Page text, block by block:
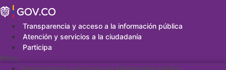
Saltar
al
contenidoTransparencia y acceso a la información pública
Atención y servicios a la ciudadanía
Participa
Menu
Transparencia y acceso a la información pública